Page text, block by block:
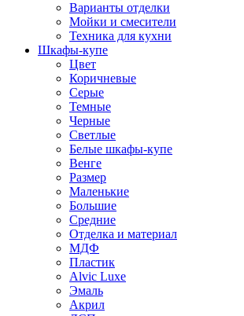
Варианты отделки
Мойки и смесители
Техника для кухни
Шкафы-купе
Цвет
Коричневые
Серые
Темные
Черные
Светлые
Белые шкафы-купе
Венге
Размер
Маленькие
Большие
Средние
Отделка и материал
МДФ
Пластик
Alvic Luxe
Эмаль
Акрил